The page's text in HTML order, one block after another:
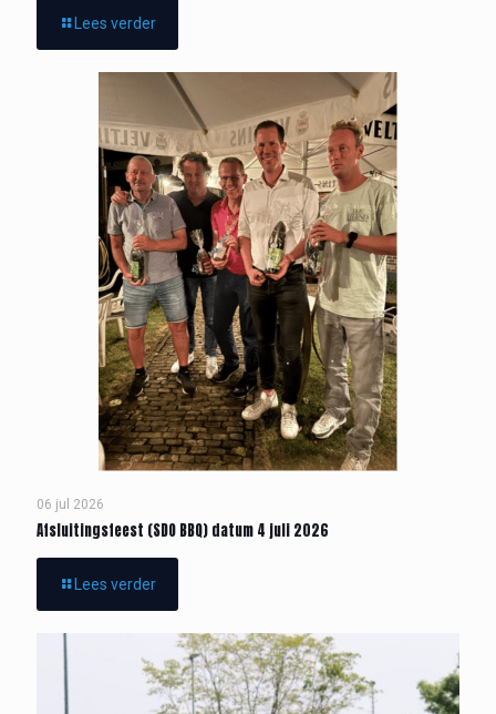
Lees verder
06 jul 2026
Afsluitingsfeest (SDO BBQ) datum 4 juli 2026
Lees verder